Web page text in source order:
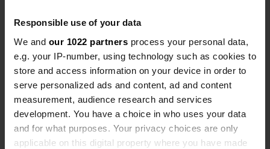
Responsible use of your data
We and our 1022 partners process your personal data,
e.g. your IP-number, using technology such as cookies to
store and access information on your device in order to
serve personalized ads and content, ad and content
measurement, audience research and services
development. You have a choice in who uses your data
and for what purposes. Your privacy choices are only
applicable on this digital property where you have made
Coördinaten
45° 54' 23" N 5° 40' 46" E
45.90646819 5.67935358
Kopiëren
Sitecode
114143
Upgrade naarPRO+
voor alle contactgegevens PRO+